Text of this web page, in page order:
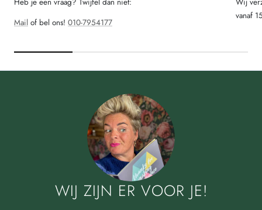
Heb je een vraag? Twijfel dan niet:
Mail of bel ons! 010-7954177
Wij
vanaf
WIJ ZIJN ER VOOR JE!